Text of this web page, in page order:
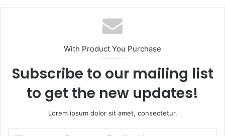
With Product You Purchase
Subscribe to our mailing list
to get the new updates!
Lorem ipsum dolor sit amet, consectetur.